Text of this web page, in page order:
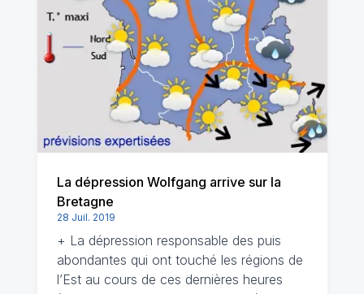
La dépression Wolfgang arrive sur la
Bretagne
28 Juil. 2019
+ La dépression responsable des puis
abondantes qui ont touché les régions de
l’Est au cours de ces dernières heures